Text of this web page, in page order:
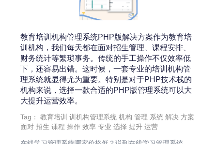
教育培训机构管理系统PHP版解决方案作为教育培
训机构，我们每天都在面对招生管理、课程安排、
财务统计等繁琐事务。传统的手工操作不仅效率低
下，还容易出错。这时候，一套专业的培训机构管
理系统就显得尤为重要。特别是对于PHP技术栈的
机构来说，选择一款合适的PHP版管理系统可以大
大提升运营效率。
Tag：教育培训 训机构管理系统 机构 管理 系统 解决 方案
面对 招生 课程 操作 效率 专业 选择 提升 运营